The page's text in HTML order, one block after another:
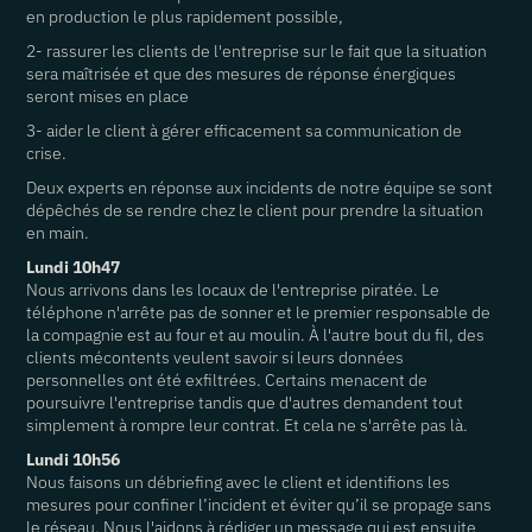
en production le plus rapidement possible,
2- rassurer les clients de l'entreprise sur le fait que la situation
sera maîtrisée et que des mesures de réponse énergiques
seront mises en place
3- aider le client à gérer efficacement sa communication de
crise.
Deux experts en réponse aux incidents de notre équipe se sont
dépêchés de se rendre chez le client pour prendre la situation
en main.
Lundi 10h47
Nous arrivons dans les locaux de l'entreprise piratée. Le
téléphone n'arrête pas de sonner et le premier responsable de
la compagnie est au four et au moulin. À l'autre bout du fil, des
clients mécontents veulent savoir si leurs données
personnelles ont été exfiltrées. Certains menacent de
poursuivre l'entreprise tandis que d'autres demandent tout
simplement à rompre leur contrat. Et cela ne s'arrête pas là.
Lundi 10h56
Nous faisons un débriefing avec le client et identifions les
mesures pour confiner l’incident et éviter qu’il se propage sans
le réseau. Nous l'aidons à rédiger un message qui est ensuite